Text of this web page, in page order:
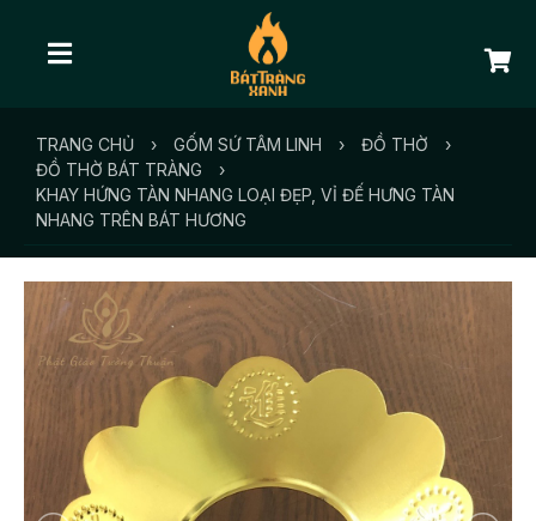
TRANG CHỦ › GỐM SỨ TÂM LINH › ĐỒ THỜ
›
ĐỒ THỜ BÁT TRÀNG
›
KHAY HỨNG TÀN NHANG LOẠI ĐẸP, VỈ ĐẾ HƯNG TÀN
NHANG TRÊN BÁT HƯƠNG